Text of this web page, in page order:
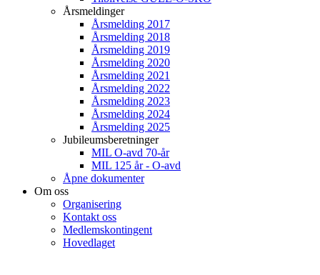
Årsmeldinger
Årsmelding 2017
Årsmelding 2018
Årsmelding 2019
Årsmelding 2020
Årsmelding 2021
Årsmelding 2022
Årsmelding 2023
Årsmelding 2024
Årsmelding 2025
Jubileumsberetninger
MIL O-avd 70-år
MIL 125 år - O-avd
Åpne dokumenter
Om oss
Organisering
Kontakt oss
Medlemskontingent
Hovedlaget